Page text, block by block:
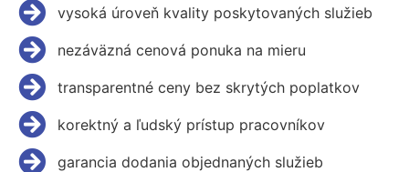
vysoká úroveň kvality poskytovaných služieb
nezáväzná cenová ponuka na mieru
transparentné ceny bez skrytých poplatkov
korektný a ľudský prístup pracovníkov
garancia dodania objednaných služieb